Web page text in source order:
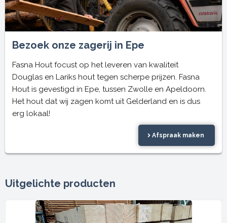
Bezoek onze zagerij in Epe
Fasna Hout focust op het leveren van kwaliteit
Douglas en Lariks hout tegen scherpe prijzen. Fasna
Hout is gevestigd in Epe, tussen Zwolle en Apeldoorn.
Het hout dat wij zagen komt uit Gelderland en is dus
erg lokaal!
Afspraak maken
Uitgelichte producten